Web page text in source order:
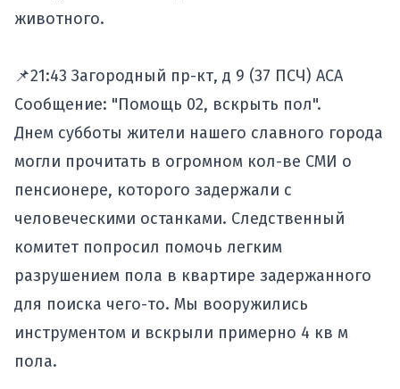
животного.
📌21:43 Загородный пр-кт, д 9 (37 ПСЧ) АСА
Сообщение: "Помощь 02, вскрыть пол".
Днем субботы жители нашего славного города
могли прочитать в огромном кол-ве СМИ о
пенсионере, которого задержали с
человеческими останками. Следственный
комитет попросил помочь легким
разрушением пола в квартире задержанного
для поиска чего-то. Мы вооружились
инструментом и вскрыли примерно 4 кв м
пола.